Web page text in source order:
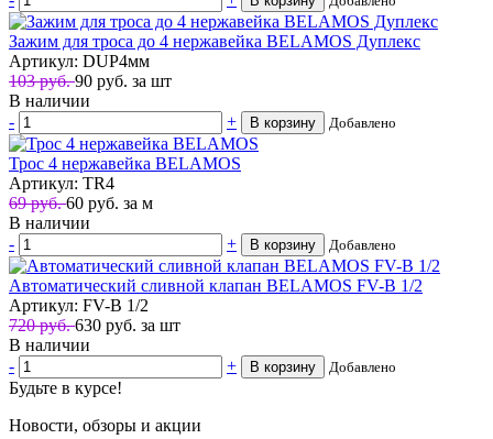
Зажим для троса до 4 нержавейка BELAMOS Дуплекс
Артикул: DUP4мм
103 руб.90 руб. за шт
В наличии
-
+ В корзину Добавлено
Трос 4 нержавейка BELAMOS
Артикул: TR4
69 руб.60 руб. за м
В наличии
-
+ В корзину Добавлено
Автоматический сливной клапан BELAMOS FV-B 1/2
Артикул: FV-B 1/2
720 руб.630 руб. за шт
В наличии
-
+ В корзину Добавлено
Будьте в курсе!
Новости, обзоры и акции